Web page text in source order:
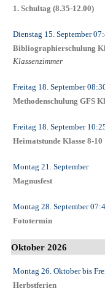
1. Schultag (8.35-12.00)
Dienstag 15. September
Bibliographierschulung
Klassenzimmer
Freitag 18. September
Methodenschulung GFS
Freitag 18. September
Heimatstunde Klasse 8-10
Montag 21. September
Magnusfest
Montag 28. September
Fototermin
Oktober 2026
Montag 26. Oktoberbis
Herbstferien